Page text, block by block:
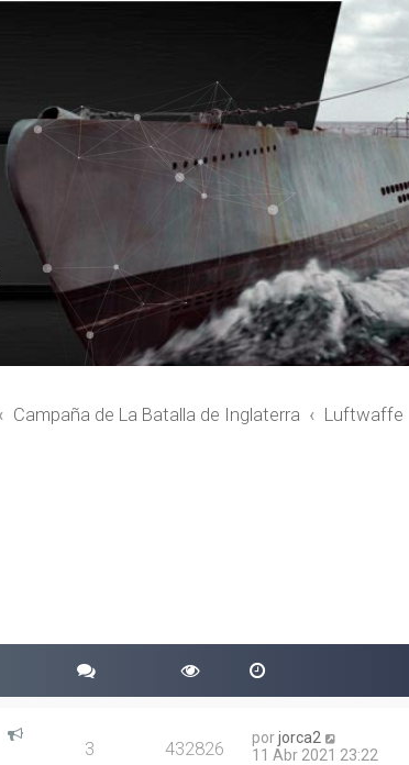
Campaña de La Batalla de Inglaterra Luftwaffe
3 432826 porjorca2
11 Abr 2021 23:22